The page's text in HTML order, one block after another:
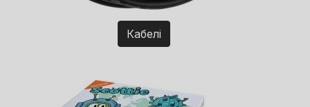
Кабелі